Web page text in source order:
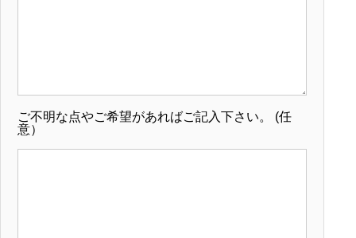
ご不明な点やご希望があればご記入下さい。 (任
意）